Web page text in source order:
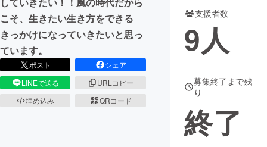
CAMPFIRE for Social Good
CAMPFIRE Creation
CAMPFIREふるさと納税machi-ya コミュニティ
こそ、生きたい生き方をできる
きっかけになっていきたいと思っ
ています。
ポスト
シェア
LINEで送る
URLコピー
埋め込み
QRコード
支援者数
9人
募集終了まで残
り
終了